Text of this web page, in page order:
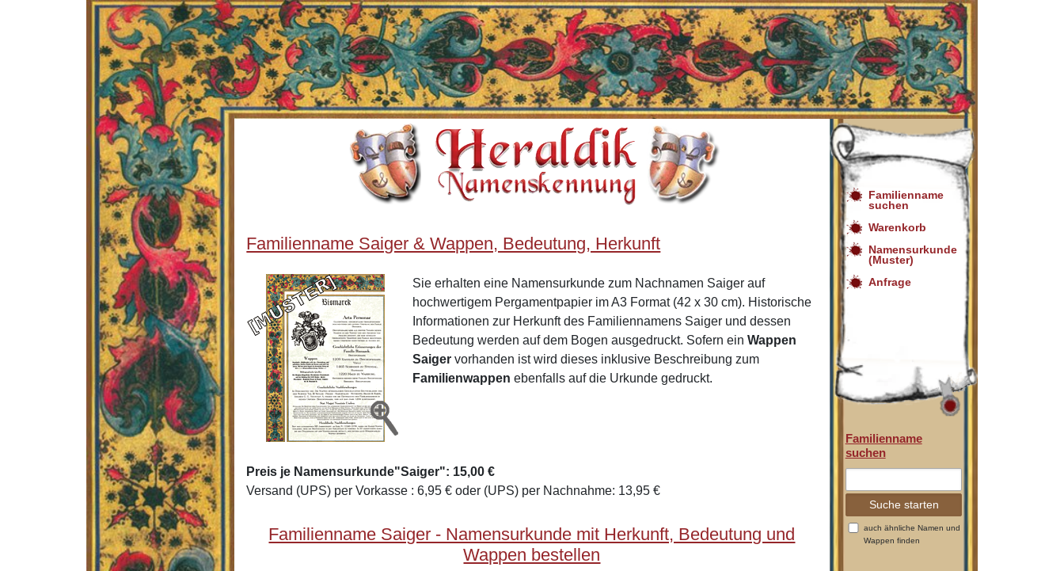
Familienname Saiger & Wappen, Bedeutung, Herkunft
Sie erhalten eine Namensurkunde zum Nachnamen Saiger auf
hochwertigem Pergamentpapier im A3 Format (42 x 30 cm). Historische
Informationen zur Herkunft des Familiennamens Saiger und dessen
Bedeutung werden auf dem Bogen ausgedruckt. Sofern einWappen
Saiger vorhanden ist wird dieses inklusive Beschreibung zum
Familienwappen ebenfalls auf die Urkunde gedruckt.
Preis je Namensurkunde"Saiger": 15,00 €
Versand (UPS) per Vorkasse : 6,95 € oder (UPS) per Nachnahme: 13,95 €
Familienname Saiger - Namensurkunde mit Herkunft, Bedeutung und
Wappen bestellen
Familienname
suchen
Warenkorb
Namensurkunde
(Muster)
Anfrage
Familienname
suchen
auch ähnliche Namen und
Wappen finden